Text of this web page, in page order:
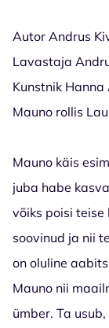
Autor Andrus
Lavastaja
Kunstnik
Mauno rollis
Mauno käis
juba habe
võiks poisi teise
soovinud ja nii
on oluline
Mauno nii
ümber. Ta